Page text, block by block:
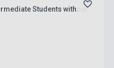
Students without